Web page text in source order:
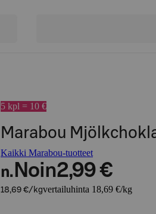
5 kpl = 10 €
Marabou
Kaikki Marabou-tuotteet
n. Noin2,99 €
18,69 €/kgvertailuhinta 18,69 €/kg